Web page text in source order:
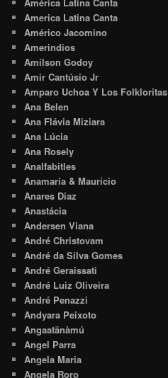
America Latina Canta
Américo Jacomino
Amerindios
Amilson Godoy
Amir Cantúsio Jr
Amparo Uchoa Y Los Folkloritas
Ana Belen
Ana Flávia Miziara
Ana Lúcia
Ana Rosely
Analfabitles
Anamaria & Maurício
Anares Diaz
Anastácia
Andersen Viana
André Christovam
André da Silva Gomes
André Geraissati
André Luiz Oliveira
André Penazzi
Andyara Peixoto
Angaatãnàmú
Angel Parra
Angela Maria
Angela Roro